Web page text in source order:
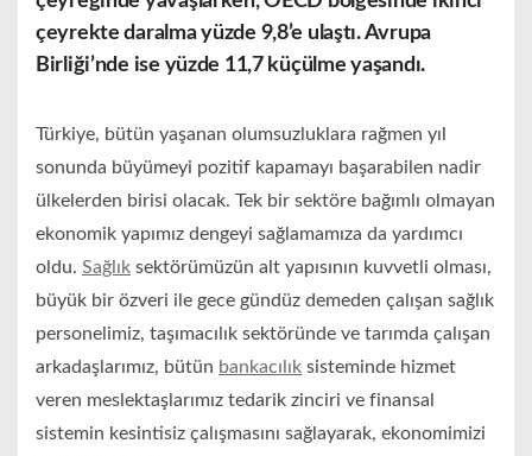
çeyrekte daralma yüzde 9,8’e ulaştı. Avrupa
Birliği’nde ise yüzde 11,7 küçülme yaşandı.
Türkiye, bütün yaşanan olumsuzluklara rağmen yıl
sonunda büyümeyi pozitif kapamayı başarabilen nadir
ülkelerden birisi olacak. Tek bir sektöre bağımlı olmayan
ekonomik yapımız dengeyi sağlamamıza da yardımcı
oldu. Sağlık sektörümüzün alt yapısının kuvvetli olması,
büyük bir özveri ile gece gündüz demeden çalışan sağlık
personelimiz, taşımacılık sektöründe ve tarımda çalışan
arkadaşlarımız, bütün bankacılık sisteminde hizmet
veren meslektaşlarımız tedarik zinciri ve finansal
sistemin kesintisiz çalışmasını sağlayarak, ekonomimizi